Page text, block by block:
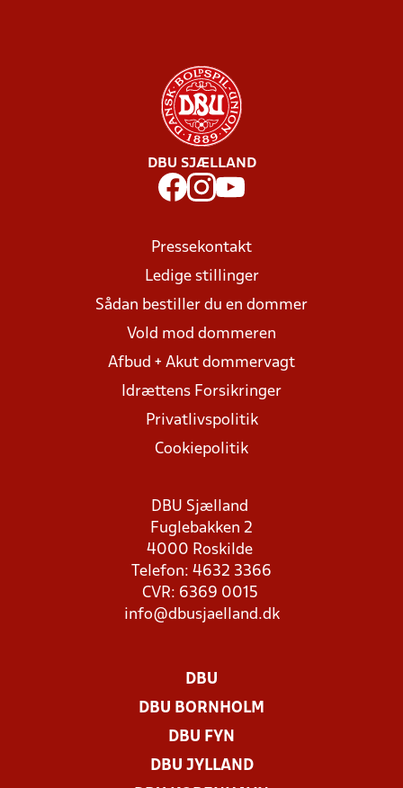
DBU SJÆLLAND
Pressekontakt
Ledige stillinger
Sådan bestiller du en dommer
Vold mod dommeren
Afbud + Akut dommervagt
Idrættens Forsikringer
Privatlivspolitik
Cookiepolitik
DBU Sjælland
Fuglebakken 2
4000 Roskilde
Telefon: 4632 3366
CVR: 6369 0015
info@dbusjaelland.dk
DBU
DBU BORNHOLM
DBU FYN
DBU JYLLAND